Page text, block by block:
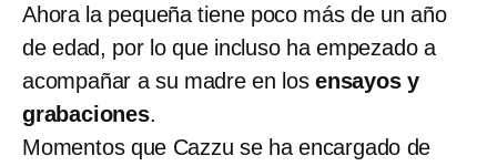
Ahora la pequeña tiene poco más de un año
de edad, por lo que incluso ha empezado a
acompañar a su madre en losensayos y
grabaciones.
Momentos que Cazzu se ha encargado de